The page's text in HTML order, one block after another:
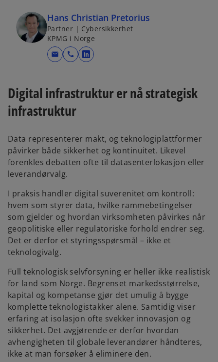
Hans Christian Pretorius
Partner | Cybersikkerhet
KPMG i Norge
mail call
o
n
a
n
e
t
a
b
Digital infrastruktur er nå strategisk
infrastruktur
Data representerer makt, og teknologiplattformer
påvirker både sikkerhet og kontinuitet. Likevel
forenkles debatten ofte til datasenterlokasjon eller
leverandørvalg.
I praksis handler digital suverenitet om kontroll:
hvem som styrer data, hvilke rammebetingelser
som gjelder og hvordan virksomheten påvirkes når
geopolitiske eller regulatoriske forhold endrer seg.
Det er derfor et styringsspørsmål – ikke et
teknologivalg.
Full teknologisk selvforsyning er heller ikke realistisk
for land som Norge. Begrenset markedsstørrelse,
kapital og kompetanse gjør det umulig å bygge
komplette teknologistakker alene. Samtidig viser
erfaring at isolasjon ofte svekker innovasjon og
sikkerhet. Det avgjørende er derfor hvordan
avhengigheten til globale leverandører håndteres,
ikke at man forsøker å eliminere den.